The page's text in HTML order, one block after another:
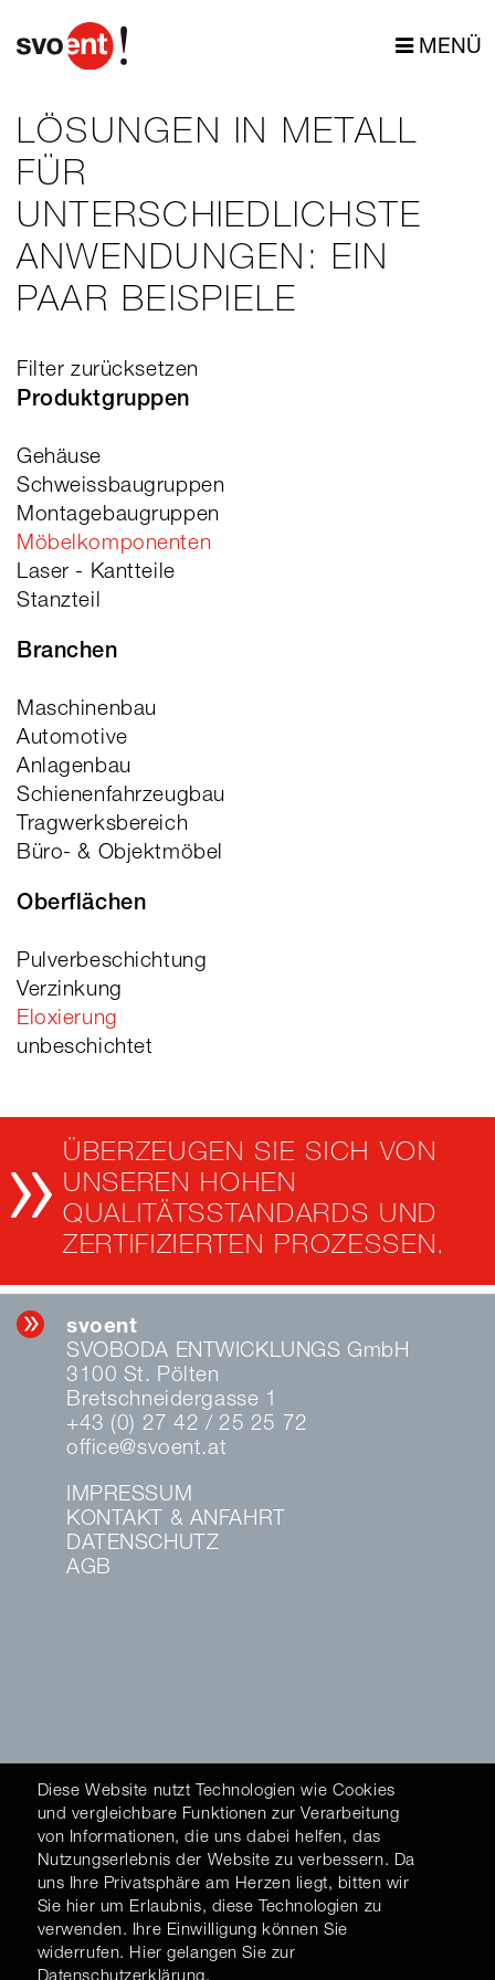
Diese Website nutzt Technologien wie Cookies
und vergleichbare Funktionen zur Verarbeitung
von Informationen, die uns dabei helfen, das
Nutzungserlebnis der Website zu verbessern. Da
uns Ihre Privatsphäre am Herzen liegt, bitten wir
Sie hier um Erlaubnis, diese Technologien zu
verwenden. Ihre Einwilligung können Sie
widerrufen. Hier gelangen Sie zur
MENÜ
LÖSUNGEN IN METALL
FÜR
UNTERSCHIEDLICHSTE
ANWENDUNGEN: EIN
PAAR BEISPIELE
Filter zurücksetzen
Produktgruppen
Gehäuse
Schweissbaugruppen
Montagebaugruppen
Möbelkomponenten
Laser - Kantteile
Stanzteil
Branchen
Maschinenbau
Automotive
Anlagenbau
Schienenfahrzeugbau
Tragwerksbereich
Büro- & Objektmöbel
Oberflächen
Pulverbeschichtung
Verzinkung
Eloxierung
unbeschichtet
ÜBERZEUGEN SIE SICH VON
UNSEREN HOHEN
QUALITÄTSSTANDARDS UND
ZERTIFIZIERTEN PROZESSEN.
svoent
SVOBODA ENTWICKLUNGS GmbH
3100 St. Pölten
Bretschneidergasse 1
+43 (0) 27 42 / 25 25 72
office@svoent.at
IMPRESSUM
KONTAKT & ANFAHRT
DATENSCHUTZ
AGB